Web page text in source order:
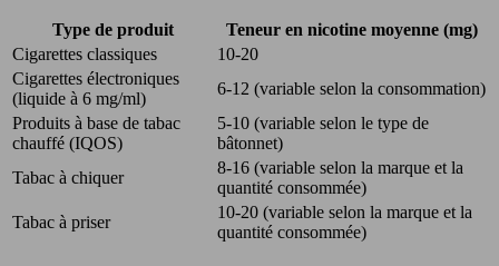
Type de produit
Teneur en nicotine moyenne (mg)
Cigarettes classiques
10-20
Cigarettes électroniques
(liquide à 6 mg/ml)
6-12 (variable selon la consommation)
Produits à base de tabac
chauffé (IQOS)
5-10 (variable selon le type de
bâtonnet)
Tabac à chiquer
8-16 (variable selon la marque et la
quantité consommée)
Tabac à priser
10-20 (variable selon la marque et la
quantité consommée)